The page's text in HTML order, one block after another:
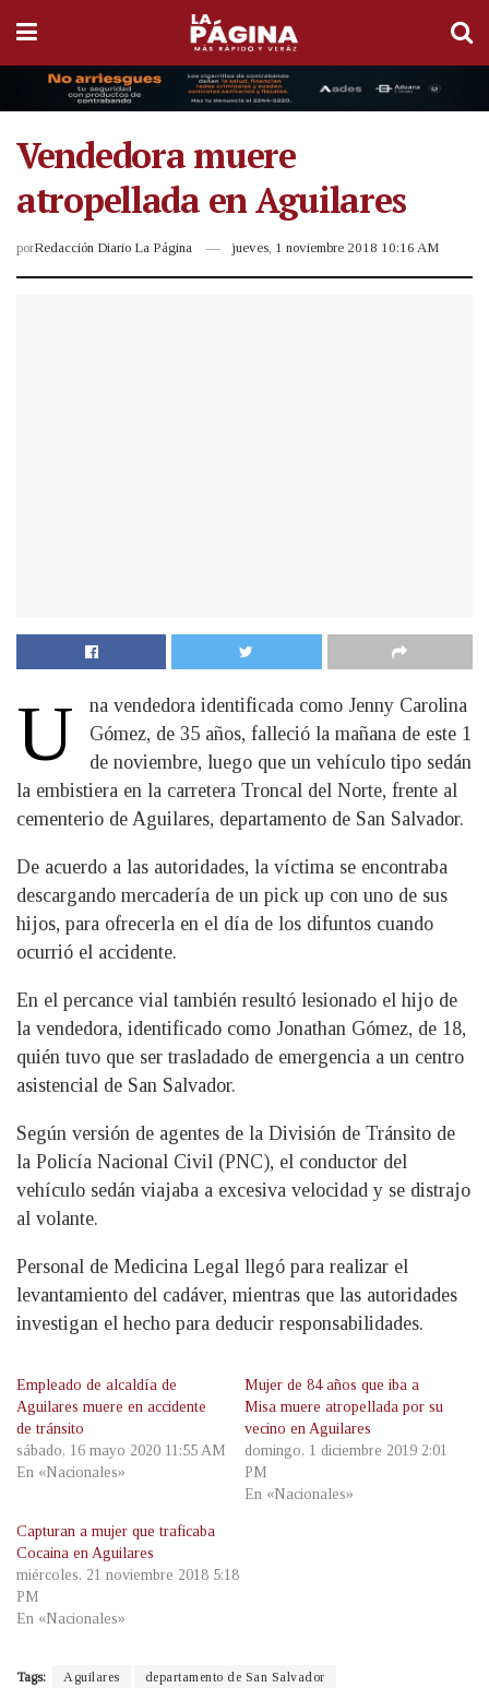
Vendedora muere
atropellada en Aguilares
porRedacción Diario La Página jueves, 1 noviembre 2018 10:16 AM
U
na vendedora identificada como Jenny Carolina
Gómez, de 35 años, falleció la mañana de este 1
de noviembre, luego que un vehículo tipo sedán
la embistiera en la carretera Troncal del Norte, frente al
cementerio de Aguilares, departamento de San Salvador.
De acuerdo a las autoridades, la víctima se encontraba
descargando mercadería de un pick up con uno de sus
hijos, para ofrecerla en el día de los difuntos cuando
ocurrió el accidente.
En el percance vial también resultó lesionado el hijo de
la vendedora, identificado como Jonathan Gómez, de 18,
quién tuvo que ser trasladado de emergencia a un centro
asistencial de San Salvador.
Según versión de agentes de la División de Tránsito de
la Policía Nacional Civil (PNC), el conductor del
vehículo sedán viajaba a excesiva velocidad y se distrajo
al volante.
Personal de Medicina Legal llegó para realizar el
levantamiento del cadáver, mientras que las autoridades
investigan el hecho para deducir responsabilidades.
Empleado de alcaldía de
Aguilares muere en accidente
de tránsito
sábado, 16 mayo 2020 11:55 AM
En «Nacionales»
Mujer de 84 años que iba a
Misa muere atropellada por su
vecino en Aguilares
domingo, 1 diciembre 2019 2:01
PM
En «Nacionales»
Capturan a mujer que traficaba
Cocaina en Aguilares
miércoles, 21 noviembre 2018 5:18
PM
En «Nacionales»
Tags: Aguilares departamento de San Salvador